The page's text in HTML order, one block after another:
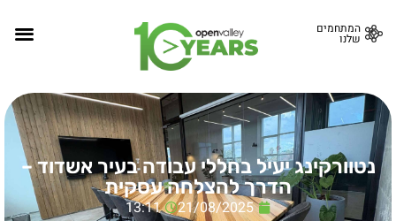
המתחמים
שלנו
נטוורקינג יעיל בחללי עבודה בעיר אשדוד –
הדרך להצלחה עסקית
21/08/2025
13:11